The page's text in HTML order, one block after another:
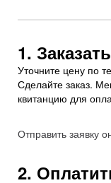
1. Заказать
Уточните цену по
Сделайте заказ.
квитанцию для
Отправить заявку
2.